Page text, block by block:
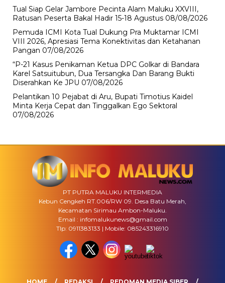
Tual Siap Gelar Jambore Pecinta Alam Maluku XXVIII,
Ratusan Peserta Bakal Hadir 15-18 Agustus 08/08/2026
Pemuda ICMI Kota Tual Dukung Pra Muktamar ICMI
VIII 2026, Apresiasi Tema Konektivitas dan Ketahanan
Pangan 07/08/2026
“P-21 Kasus Penikaman Ketua DPC Golkar di Bandara
Karel Satsuitubun, Dua Tersangka Dan Barang Bukti
Diserahkan Ke JPU 07/08/2026
Pelantikan 10 Pejabat di Aru, Bupati Timotius Kaidel
Minta Kerja Cepat dan Tinggalkan Ego Sektoral
07/08/2026
PT PUTRA MALUKU INTERMEDIA
Kebun Cengkeh RT.006/RW 09. Desa Batu Merah,
Kecamatan Sirimau Ambon-Maluku.
Email : infomalukunews@gmail.com
Tlp: 0911383133 | Mobile: 085243316910